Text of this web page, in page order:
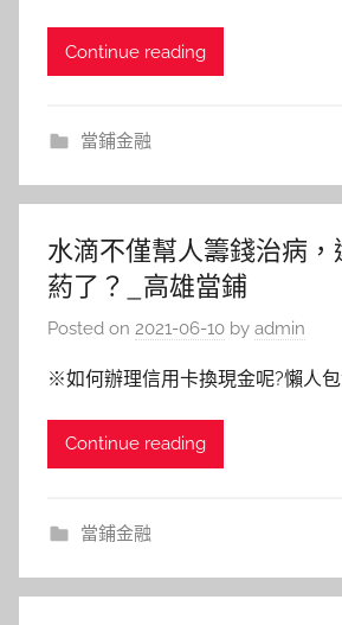
Continue reading
當鋪金融
水滴不僅幫人籌錢治病，
葯了？_高雄當鋪
Posted on 2021-06-10 by admin
※如何辦理信用卡換現金呢?懶人
Continue reading
當鋪金融